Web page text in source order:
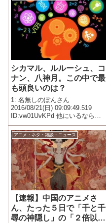
シカマル、ルルーシュ、コ
ナン、八神月。この中で最
も頭良いのは？
1: 名無しのぽんさん
2016/08/21(日) 09:09:49.519
ID:vw01UvKPd 他にいるなら入
れていいよ
アニメ：ネタ・雑談・ニュース
【速報】中国のアニメさ
ん、たった５日で「千と千
尋の神隠し」の「２倍以